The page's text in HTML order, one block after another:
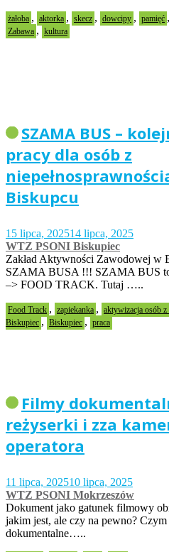
żałoba , aktorka , skecz , dowcipy , pamięć ,
Zabawa , kultura
SZAMA BUS –
pracy dla osób z
Biskupcu
15 lipca, 202514 lipca, 2025
WTZ PSONI Biskupiec
Zakład Aktywności Zawodowej w
SZAMA BUSA !!! SZAMA BUS to
–> FOOD TRACK. Tutaj …..
Food Track , zapiekanka , aktywizacja osób z
Biskupiec , Biskupiec , praca
Filmy
reżyserki i zza
operatora
11 lipca, 202510 lipca, 2025
WTZ PSONI Mokrzeszów
Dokument jako gatunek filmowy
jakim jest, ale czy na pewno?
dokumentalne…..